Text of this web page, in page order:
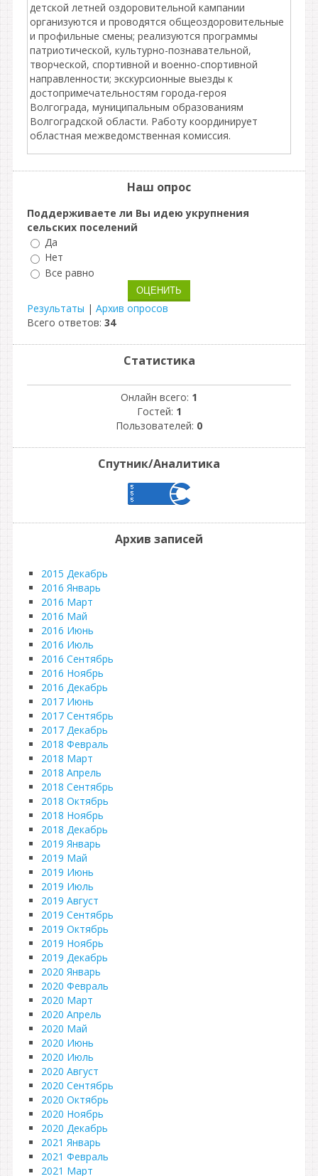
детской летней оздоровительной кампании
организуются и проводятся общеоздоровительные
и профильные смены; реализуются программы
патриотической, культурно-познавательной,
творческой, спортивной и военно-спортивной
направленности; экскурсионные выезды к
достопримечательностям города-героя
Волгограда, муниципальным образованиям
Волгоградской области. Работу координирует
областная межведомственная комиссия.
Наш опрос
Поддерживаете ли Вы идею укрупнения
сельских поселений
Да
Нет
Все равно
Результаты | Архив опросов
Всего ответов: 34
Статистика
Онлайн всего: 1
Гостей: 1
Пользователей: 0
Спутник/Аналитика
Архив записей
2015 Декабрь
2016 Январь
2016 Март
2016 Май
2016 Июнь
2016 Июль
2016 Сентябрь
2016 Ноябрь
2016 Декабрь
2017 Июнь
2017 Сентябрь
2017 Декабрь
2018 Февраль
2018 Март
2018 Апрель
2018 Сентябрь
2018 Октябрь
2018 Ноябрь
2018 Декабрь
2019 Январь
2019 Май
2019 Июнь
2019 Июль
2019 Август
2019 Сентябрь
2019 Октябрь
2019 Ноябрь
2019 Декабрь
2020 Январь
2020 Февраль
2020 Март
2020 Апрель
2020 Май
2020 Июнь
2020 Июль
2020 Август
2020 Сентябрь
2020 Октябрь
2020 Ноябрь
2020 Декабрь
2021 Январь
2021 Февраль
2021 Март